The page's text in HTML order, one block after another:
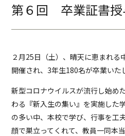
第６回 卒業証書授
２月25日（土）、晴天に恵まれ
開催され、3年生180名が卒業いた
新型コロナウイルスが流行し始め
わる『新入生の集い』を実施した
の多い中、本校で学び、行事を工
顔で巣立ってくれて、教員一同本